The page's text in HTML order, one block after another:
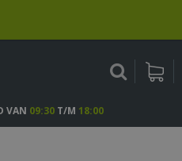
VAN 09:30T/M 18:00